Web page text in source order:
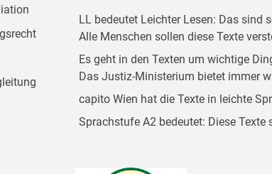
LL bedeutet Leichter Lesen: Das sind
Alle Menschen sollen diese Texte
Es geht in den Texten um wichtige
Das Justiz-Ministerium bietet immer
capito Wien hat die Texte in leichte
Sprachstufe A2 bedeutet: Diese